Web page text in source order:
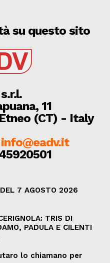
su questo sito
11
(CT) - Italy
info@eadv.it
7 AGOSTO 2026
TRIS DI
PADULA E CILENTI
lo chiamano per